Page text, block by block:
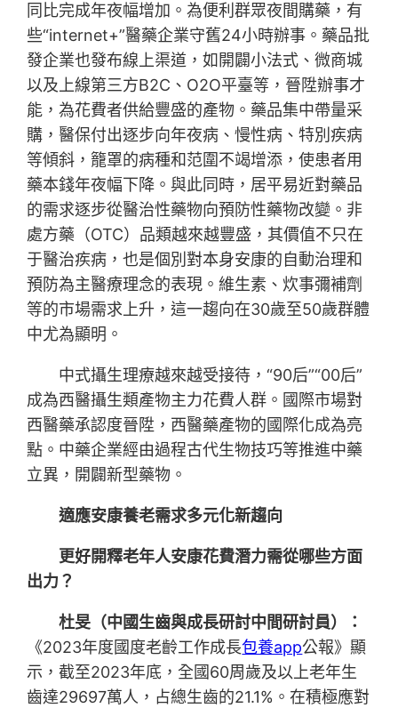
同比完成年夜幅增加。為便利群眾夜間購藥，有
些“internet+”醫藥企業守舊24小時辦事。藥品批
發企業也發布線上渠道，如開闢小法式、微商城
以及上線第三方B2C、O2O平臺等，晉陞辦事才
能，為花費者供給豐盛的產物。藥品集中帶量采
購，醫保付出逐步向年夜病、慢性病、特別疾病
等傾斜，籠罩的病種和范圍不竭增添，使患者用
藥本錢年夜幅下降。與此同時，居平易近對藥品
的需求逐步從醫治性藥物向預防性藥物改變。非
處方藥（OTC）品類越來越豐盛，其價值不只在
于醫治疾病，也是個別對本身安康的自動治理和
預防為主醫療理念的表現。維生素、炊事彌補劑
等的市場需求上升，這一趨向在30歲至50歲群體
中尤為顯明。
中式攝生理療越來越受接待，“90后”“00后”
成為西醫攝生類產物主力花費人群。國際市場對
西醫藥承認度晉陞，西醫藥產物的國際化成為亮
點。中藥企業經由過程古代生物技巧等推進中藥
立異，開闢新型藥物。
適應安康養老需求多元化新趨向
更好開釋老年人安康花費潛力需從哪些方面
出力？
杜旻（中國生齒與成長研討中間研討員）：
《2023年度國度老齡工作成長包養app公報》顯
示，截至2023年底，全國60周歲及以上老年生
齒達29697萬人，占總生齒的21.1%。在積極應對